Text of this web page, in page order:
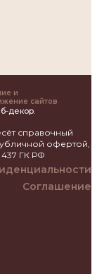
и
сайтов
декор.
справочный
офертой,
ГК РФ
Соглашение